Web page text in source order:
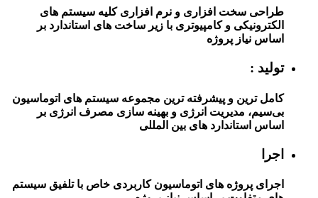
طراحی سخت افزاری و نرم افزاری کلیه سیستم های
الکترونیکی و کامپیوتری با زیر ساخت های استاندارد بر
اساس نیاز پروژه
تولید :
کامل ترین و پیشرفته ترین مجموعه سیستم های اتوماسیون
بی‌سیم، مدیریت انرژی و بهینه سازی مصرف انرژی بر
اساس استاندارد های بین المللی
اجرا
اجرای پروژه های اتوماسیون کاربردی خاص با تلفیق سیستم